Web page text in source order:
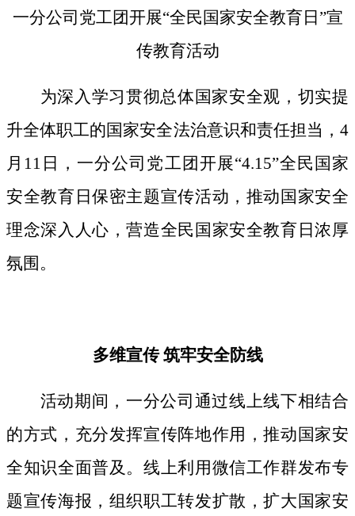
一分公司党工团开展“全民国家安全教育日”宣
传教育活动
为深入学习贯彻总体国家安全观，切实提
升全体职工的国家安全法治意识和责任担当， 4
月11日，一分公司党工团开展“4.15”全民国家
安全教育日保密主题宣传活动，推动国家安全
理念深入人心，营造全民国家安全教育日浓厚
氛围。
多维宣传筑牢安全防线
活动期间， 一分公司通过线上线下相结合
的方式， 充分发挥宣传阵地作用，推动国家安
全知识全面普及。线上利用微信工作群发布专
题宣传海报，组织职工转发扩散，扩大国家安